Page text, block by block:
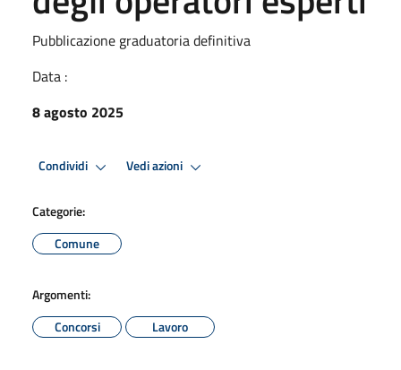
Pubblicazione graduatoria definitiva
Data :
8 agosto 2025
Condividi Vedi azioni
Categorie:
Comune
Argomenti:
Concorsi
Lavoro